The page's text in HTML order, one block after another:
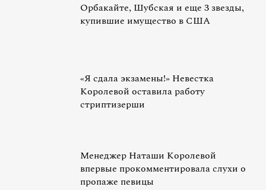
Орбакайте, Шубская и еще 3 звезды,
купившие имущество в США
«Я сдала экзамены!» Невестка
Королевой оставила работу
стриптизерши
Менеджер Наташи Королевой
впервые прокомментировала слухи о
пропаже певицы